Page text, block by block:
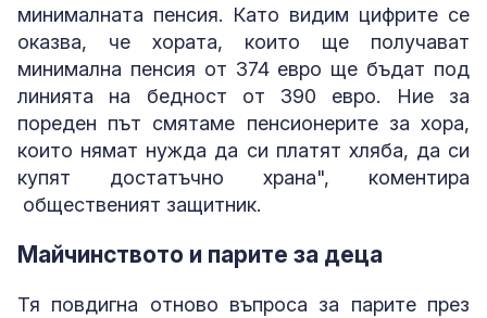
минималната пенсия. Като видим цифрите се
оказва, че хората, които ще получават
минимална пенсия от 374 евро ще бъдат под
линията на бедност от 390 евро. Ние за
пореден път смятаме пенсионерите за хора,
които нямат нужда да си платят хляба, да си
купят достатъчно храна", коментира
общественият защитник.
Майчинството и парите за деца
Тя повдигна отново въпроса за парите през